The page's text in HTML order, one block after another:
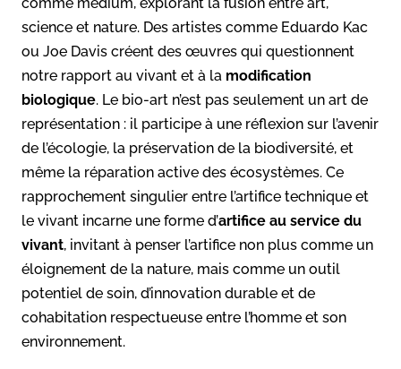
science et nature. Des artistes comme Eduardo Kac
ou Joe Davis créent des œuvres qui questionnent
notre rapport au vivant et à la modification
biologique. Le bio-art n’est pas seulement un art de
représentation : il participe à une réflexion sur l’avenir
de l’écologie, la préservation de la biodiversité, et
même la réparation active des écosystèmes. Ce
rapprochement singulier entre l’artifice technique et
le vivant incarne une forme d’artifice au service du
vivant, invitant à penser l’artifice non plus comme un
éloignement de la nature, mais comme un outil
potentiel de soin, d’innovation durable et de
cohabitation respectueuse entre l’homme et son
environnement.